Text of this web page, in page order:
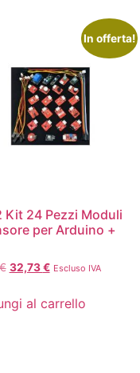
In offerta!
Kit 24 Pezzi Moduli
per Arduino +
32,73€ Escluso IVA
al carrello